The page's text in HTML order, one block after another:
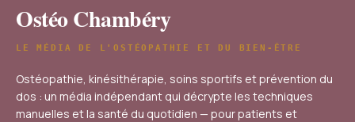
Ostéo Chambéry
LE MÉDIA DE L'OSTÉOPATHIE ET DU BIEN-ÊTRE
Ostéopathie, kinésithérapie, soins sportifs et prévention du
dos : un média indépendant qui décrypte les techniques
manuelles et la santé du quotidien — pour patients et